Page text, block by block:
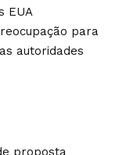
EUA
para
autoridades
proposta